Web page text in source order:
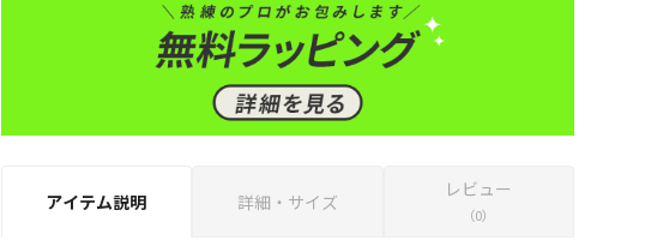
アイテム説明 詳細・サイズ
レビュー
（0）